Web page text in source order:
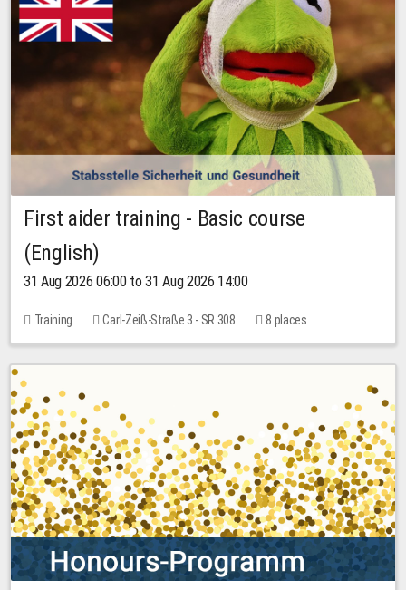
First aider training - Basic course
(English)
31 Aug 2026 06:00 to 31 Aug 2026 14:00
Training Carl-Zeiß-Straße 3 - SR 308 8 places